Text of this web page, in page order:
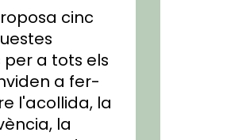
cinc
per a tots els
a fer-
l'acollida, la
la